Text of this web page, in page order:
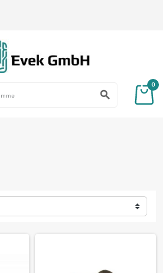
search
0